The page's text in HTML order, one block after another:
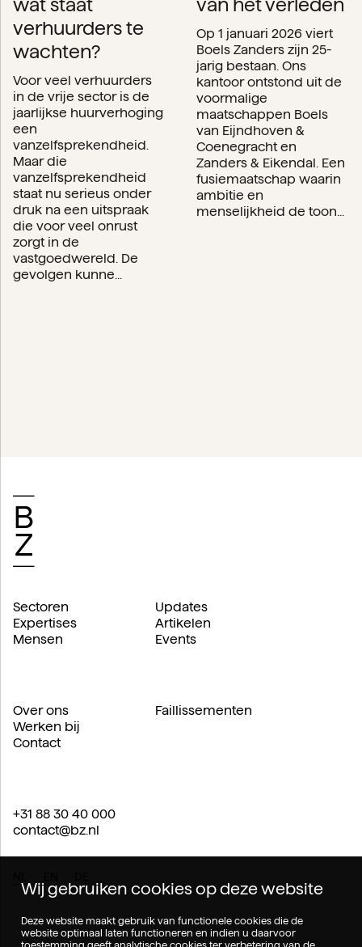
Wij gebruiken cookies op deze website
Deze website maakt gebruik van functionele cookies die de
website optimaal laten functioneren en indien u daarvoor
toestemming geeft analytische cookies ter verbetering van de
wat staat
verhuurders te
wachten?
Voor veel verhuurders
in de vrije sector is de
jaarlijkse huurverhoging
een
vanzelfsprekendheid.
Maar die
vanzelfsprekendheid
staat nu serieus onder
druk na een uitspraak
die voor veel onrust
zorgt in de
vastgoedwereld. De
gevolgen kunne...
van het verleden
Op 1 januari 2026 viert
Boels Zanders zijn 25-
jarig bestaan. Ons
kantoor ontstond uit de
voormalige
maatschappen Boels
van Eijndhoven &
Coenegracht en
Zanders & Eikendal. Een
fusiemaatschap waarin
ambitie en
menselijkheid de toon...
Sectoren
Expertises
Mensen
Updates
Artikelen
Events
Over ons
Werken bij
Contact
Faillissementen
+31 88 30 40 000
contact@bz.nl